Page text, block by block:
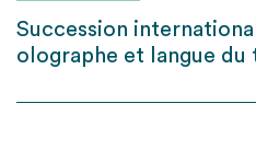
Succession
olographe et langue du